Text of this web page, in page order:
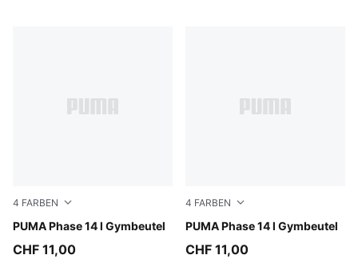
4 FARBEN
PUMA Phase 14 l Gymbeutel
Puma Black
CHF 11,00
4 FARBEN
PUMA Phase 14 l Gymbeutel
PUMA Navy
CHF 11,00